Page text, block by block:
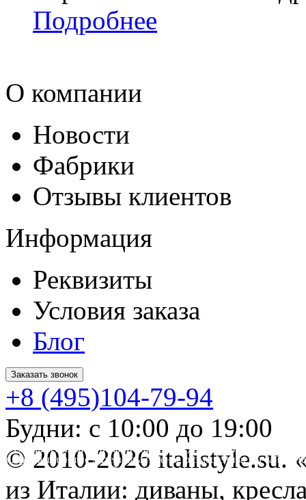
Подробнее
О компании
Новости
Фабрики
Отзывы клиентов
Информация
Реквизиты
Условия заказа
Блог
Заказать звонок
+8 (495)104-79-94
Будни: с 10:00 до 19:00
* Обращаем ваше внимание на то, что данный интернет-сайт
информационные материалы и цены, размещенные на сайте,
Гражданского кодекса РФ.
© 2010-2026 italistyle.su.
из Италии: диваны,